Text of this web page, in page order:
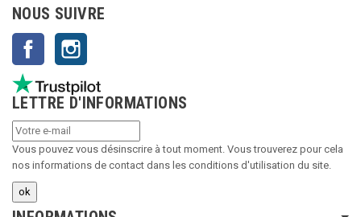
NOUS SUIVRE
Facebook
LETTRE D'INFORMATIONS
Vous pouvez vous désinscrire à tout moment. Vous trouverez pour cela
nos informations de contact dans les conditions d'utilisation du site.